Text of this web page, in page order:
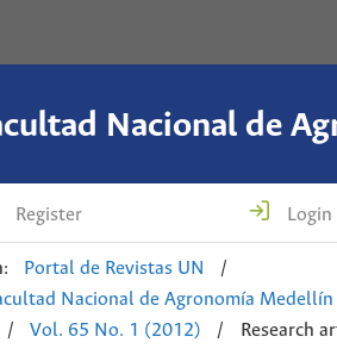
Register Login
Portal de Revistas UN
/
Nacional de Agronomía Medellín
/ Vol. 65 No. 1 (2012) / Research